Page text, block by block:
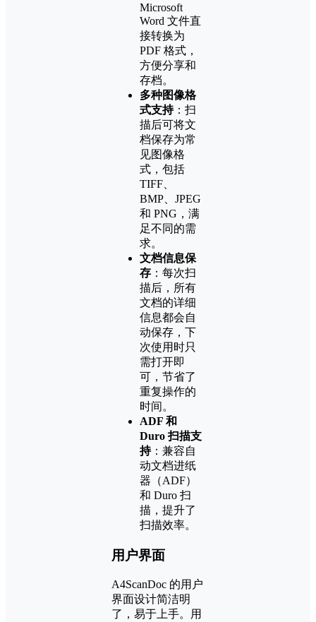
Microsoft
Word 文件直
接转换为
PDF 格式，
方便分享和
存档。
多种图像格
式支持：扫
描后可将文
档保存为常
见图像格
式，包括
TIFF、
BMP、JPEG
和 PNG，满
足不同的需
求。
文档信息保
存 ：每次扫
描后，所有
文档的详细
信息都会自
动保存，下
次使用时只
需打开即
可，节省了
重复操作的
时间。
ADF 和
Duro 扫描支
持：兼容自
动文档进纸
器（ADF）
和 Duro 扫
描，提升了
扫描效率。
用户界面
A4ScanDoc 的用户
界面设计简洁明
了，易于上手。用